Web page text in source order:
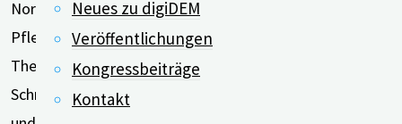
Neues zu digiDEM
Veröffentlichungen
Kongressbeiträge
Kontakt
Norddeutschland. Ob in Heimen oder anderen
Pflegeeinrichtungen: Der Einsatz von Hunden bei der
Therapie ist bewährte Praxis und hat seinen Grund.
Schreitet die Demenzerkrankung fort, sind Pflegende